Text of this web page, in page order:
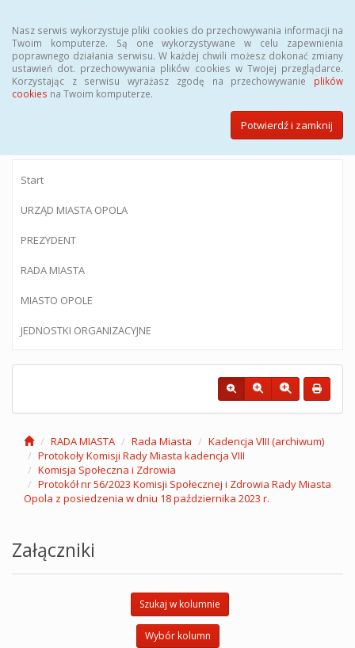
Nasz serwis wykorzystuje pliki cookies do przechowywania informacji na
Twoim komputerze. Są one wykorzystywane w celu zapewnienia
poprawnego działania serwisu. W każdej chwili możesz dokonać zmiany
ustawień dot. przechowywania plików cookies w Twojej przeglądarce.
Korzystając z serwisu wyrażasz zgodę na przechowywanie plików
cookies na Twoim komputerze.
Potwierdź i zamknij
BIULETYN INFORMACJI PUBLICZNEJ
Urzędu Miasta Opola
Start
URZĄD MIASTA OPOLA
PREZYDENT
RADA MIASTA
MIASTO OPOLE
JEDNOSTKI ORGANIZACYJNE
RADA MIASTA Rada Miasta
Kadencja VIII (archiwum)
Protokoły Komisji Rady Miasta kadencja VIII
Komisja Społeczna i Zdrowia
Protokół nr 56/2023 Komisji Społecznej i Zdrowia Rady Miasta
Opola z posiedzenia w dniu 18 października 2023 r.
Załączniki
Szukaj w kolumnie
Wybór kolumn